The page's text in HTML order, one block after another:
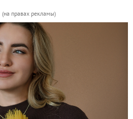
(на правах рекламы)